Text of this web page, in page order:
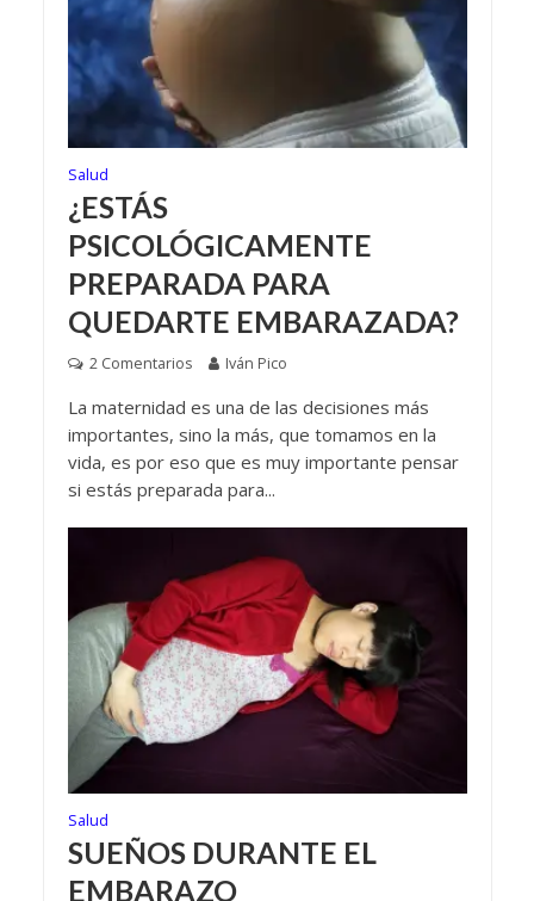
Salud
¿ESTÁS
PSICOLÓGICAMENTE
PREPARADA PARA
QUEDARTE EMBARAZADA?
2 Comentarios Iván Pico
La maternidad es una de las decisiones más
importantes, sino la más, que tomamos en la
vida, es por eso que es muy importante pensar
si estás preparada para...
Salud
SUEÑOS DURANTE EL
EMBARAZO